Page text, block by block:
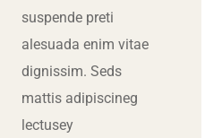
suspende preti
alesuada enim vitae
dignissim. Seds
mattis adipiscineg
lectusey